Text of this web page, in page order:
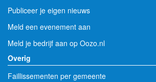
Publiceer je eigen nieuws
Meld een evenement aan
Meld je bedrijf aan op Oozo.nl
Overig
Faillissementen per gemeente